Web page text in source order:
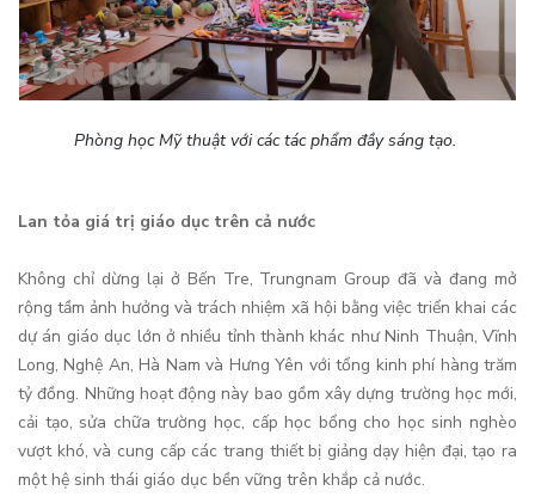
Phòng học Mỹ thuật với các tác phẩm đầy sáng tạo.
Lan tỏa giá trị giáo dục trên cả nước
Không chỉ dừng lại ở Bến Tre, Trungnam Group đã và đang mở
rộng tầm ảnh hưởng và trách nhiệm xã hội bằng việc triển khai các
dự án giáo dục lớn ở nhiều tỉnh thành khác như Ninh Thuận, Vĩnh
Long, Nghệ An, Hà Nam và Hưng Yên với tổng kinh phí hàng trăm
tỷ đồng. Những hoạt động này bao gồm xây dựng trường học mới,
cải tạo, sửa chữa trường học, cấp học bổng cho học sinh nghèo
vượt khó, và cung cấp các trang thiết bị giảng dạy hiện đại, tạo ra
một hệ sinh thái giáo dục bền vững trên khắp cả nước.